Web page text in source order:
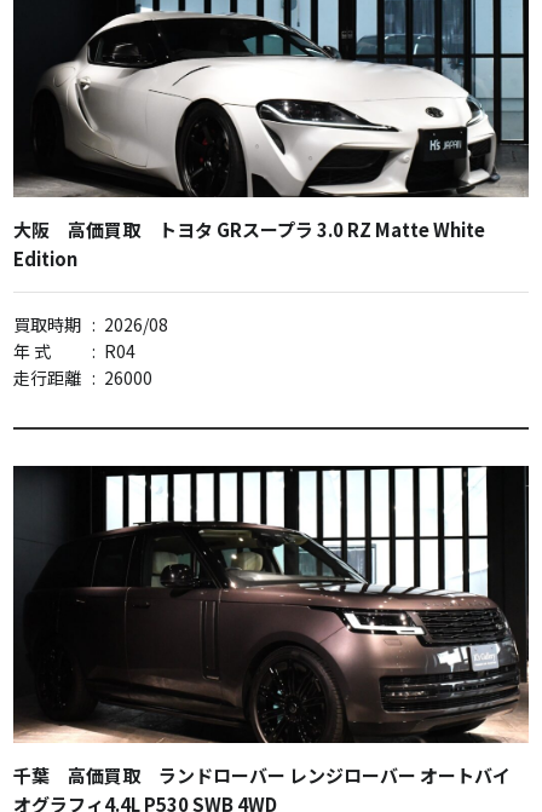
大阪 高価買取 トヨタ GRスープラ 3.0 RZ Matte White
Edition
買取時期 : 2026/08
年 式
: R04
走行距離 : 26000
千葉 高価買取 ランドローバー レンジローバー オートバイ
オグラフィ4.4L P530 SWB 4WD